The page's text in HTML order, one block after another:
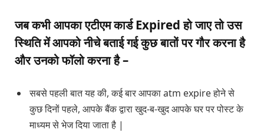
जब कभी आपका एटीएम कार्ड Expired हो जाए तो उस
स्थिति में आपको नीचे बताई गई कुछ बातों पर गौर करना है
और उनको फॉलो करना है –
सबसे पहली बात यह की, कई बार आपका atm expire होने से
कुछ दिनों पहले, आपके बैंक द्वारा खुद-ब-खुद आपके घर पर पोस्ट के
माध्यम से भेज दिया जाता है |